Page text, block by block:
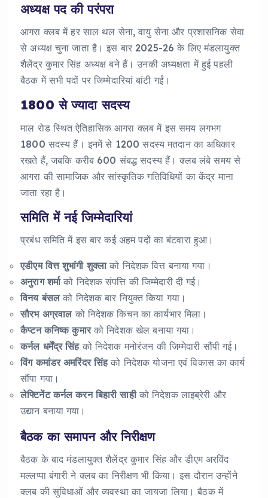
अध्यक्ष पद की परंपरा
आगरा क्लब में हर साल थल सेना, वायु सेना और प्रशासनिक सेवा
से अध्यक्ष चुना जाता है। इस बार 2025-26 के लिए मंडलायुक्त
शैलेंद्र कुमार सिंह अध्यक्ष बने हैं। उनकी अध्यक्षता में हुई पहली
बैठक में सभी पदों पर जिम्मेदारियां बांटी गईं।
1800 से ज्यादा सदस्य
माल रोड स्थित ऐतिहासिक आगरा क्लब में इस समय लगभग
1800 सदस्य हैं। इनमें से 1200 सदस्य मतदान का अधिकार
रखते हैं, जबकि करीब 600 संबद्ध सदस्य हैं। क्लब लंबे समय से
आगरा की सामाजिक और सांस्कृतिक गतिविधियों का केंद्र माना
जाता रहा है।
समिति में नई जिम्मेदारियां
प्रबंध समिति में इस बार कई अहम पदों का बंटवारा हुआ।
एडीएम वित्त शुभांगी शुक्लाको निदेशक वित्त बनाया गया।
अनुराग शर्माको निदेशक संपत्ति की जिम्मेदारी दी गई।
विनय बंसलको निदेशक बार नियुक्त किया गया।
सौरभ अग्रवालको निदेशक किचन का कार्यभार मिला।
कैप्टन कनिष्क कुमारको निदेशक खेल बनाया गया।
कर्नल धर्मेंद्र सिंहको निदेशक मनोरंजन की जिम्मेदारी सौंपी गई।
विंग कमांडर अमरिंदर सिंहको निदेशक योजना एवं विकास का कार्य
सौंपा गया।
लेफ्टिनेंट कर्नल करन बिहारी साहीको निदेशक लाइब्रेरी और
उद्यान बनाया गया।
बैठक का समापन और निरीक्षण
बैठक के बाद मंडलायुक्त शैलेंद्र कुमार सिंह और डीएम अरविंद
मल्लप्पा बंगारी ने क्लब का निरीक्षण भी किया। इस दौरान उन्होंने
क्लब की सुविधाओं और व्यवस्था का जायजा लिया। बैठक में